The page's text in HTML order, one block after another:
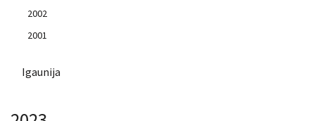
2002
2001
Igaunija